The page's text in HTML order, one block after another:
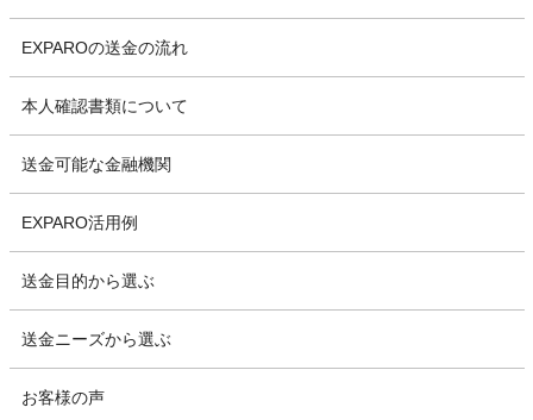
EXPAROの送金の流れ
本人確認書類について
送金可能な金融機関
EXPARO活用例
送金目的から選ぶ
送金ニーズから選ぶ
お客様の声